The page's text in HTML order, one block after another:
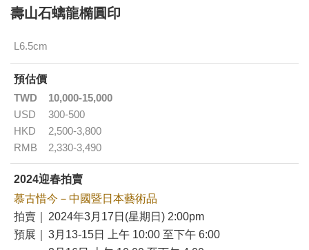
壽山石螭龍橢圓印
L6.5cm
預估價
TWD
10,000-15,000
USD
300-500
HKD
2,500-3,800
RMB
2,330-3,490
2024迎春拍賣
慕古惜今－中國暨日本藝術品
拍賣｜
2024年3月17日(星期日) 2:00pm
預展｜
3月13-15日 上午 10:00 至下午 6:00